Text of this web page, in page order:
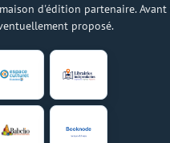
d'édition partenaire.
proposé.